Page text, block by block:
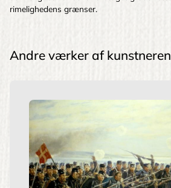
rimelighedens grænser.
Andre værker af kunstneren